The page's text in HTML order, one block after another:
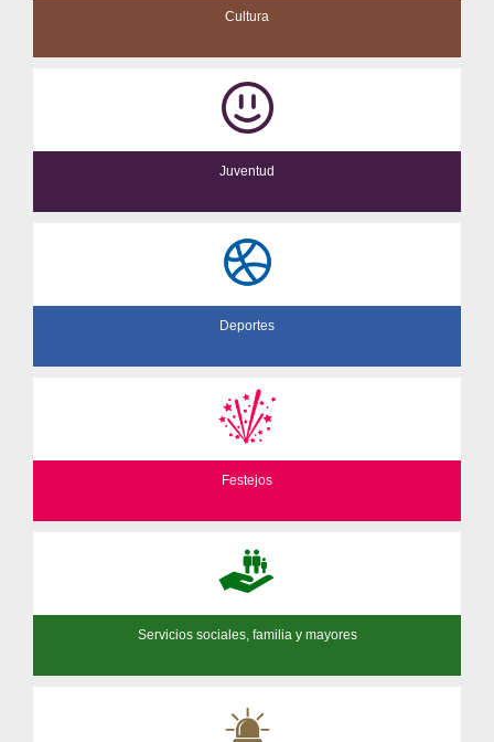
Cultura
Juventud
Deportes
Festejos
Servicios sociales, familia y mayores